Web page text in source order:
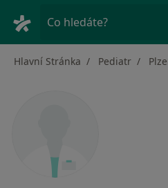
Co hledáte?
Hlavní Stránka Pediatr